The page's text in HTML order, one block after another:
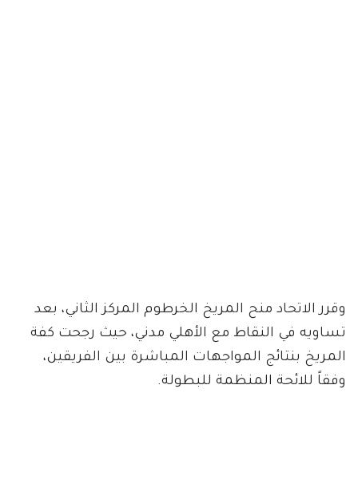
وقرر الاتحاد منح المريخ الخرطوم المركز الثاني، بعد
تساويه في النقاط مع الأهلي مدني، حيث رجحت كفة
المريخ بنتائج المواجهات المباشرة بين الفريقين،
وفقاً للائحة المنظمة للبطولة.